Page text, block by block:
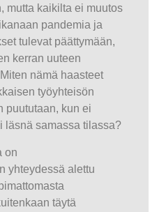
mutta kaikilta ei muutos
pandemia ja
tulevat päättymään,
kerran uuteen
nämä haasteet
työyhteisön
puututaan, kun ei
läsnä samassa tilassa?
on
yhteydessä alettu
täytä